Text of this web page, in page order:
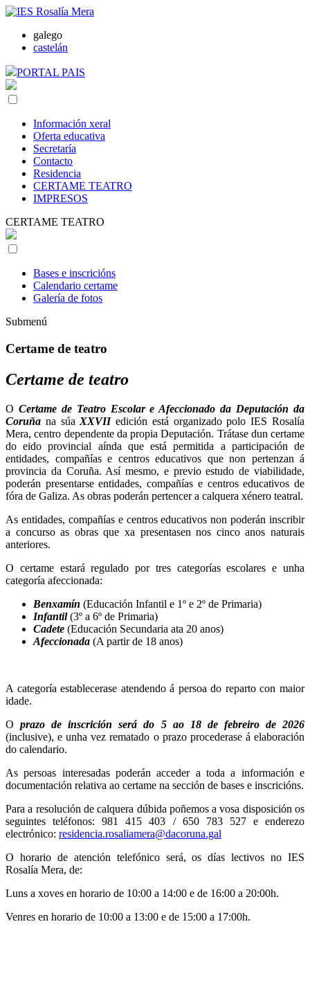
galego
castelán
PORTAL PAIS
Información xeral
Oferta educativa
Secretaría
Contacto
Residencia
CERTAME TEATRO
IMPRESOS
CERTAME TEATRO
Bases e inscricións
Calendario certame
Galería de fotos
Submenú
Certame de teatro
Certame de teatro
O Certame de Teatro Escolar e Afeccionado da Deputación da
Coruña na súa XXVIIedición está organizado polo IES Rosalía
Mera, centro dependente da propia Deputación. Trátase dun certame
do eido provincial aínda que está permitida a participación de
entidades, compañías e centros educativos que non pertenzan á
provincia da Coruña. Así mesmo, e previo estudo de viabilidade,
poderán presentarse entidades, compañías e centros educativos de
fóra de Galiza. As obras poderán pertencer a calquera xénero teatral.
As entidades, compañías e centros educativos non poderán inscribir
a concurso as obras que xa presentasen nos cinco anos naturais
anteriores.
O certame estará regulado por tres categorías escolares e unha
categoría afeccionada:
Benxamín (Educación Infantil e 1º e 2º de Primaria)
Infantil(3º a 6º de Primaria)
Cadete (Educación Secundaria ata 20 anos)
Afeccionada (A partir de 18 anos)
A categoría establecerase atendendo á persoa do reparto con maior
idade.
Oprazo de inscrición será do 5 ao 18 de febreiro de 2026
(inclusive), e unha vez rematado o prazo procederase á elaboración
do calendario.
As persoas interesadas poderán acceder a toda a información e
documentación relativa ao certame na sección de bases e inscricións.
Para a resolución de calquera dúbida poñemos a vosa disposición os
seguintes teléfonos: 981 415 403 / 650 783 527 e enderezo
electrónico: residencia.rosaliamera@dacoruna.gal
O horario de atención telefónico será, os días lectivos no IES
Rosalía Mera, de:
Luns a xoves en horario de 10:00 a 14:00 e de 16:00 a 20:00h.
Venres en horario de 10:00 a 13:00 e de 15:00 a 17:00h.